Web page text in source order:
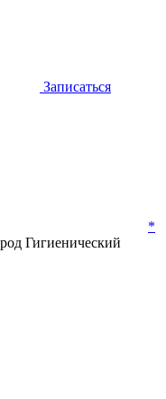
Записаться
*
Гигиенический